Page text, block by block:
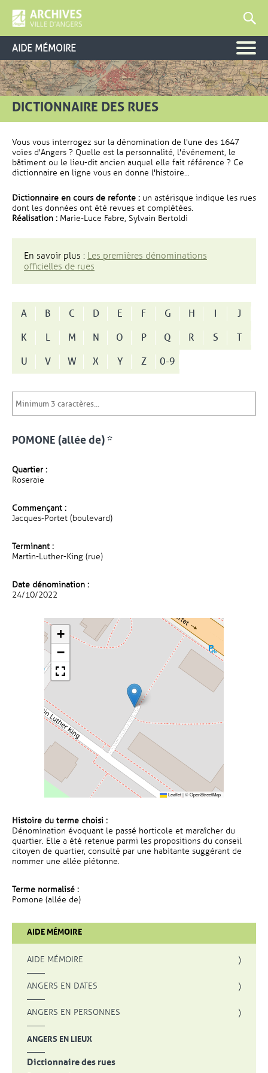
AIDE MÉMOIRE
DICTIONNAIRE DES RUES
Vous vous interrogez sur la dénomination de l'une des 1647
voies d'Angers ? Quelle est la personnalité, l'événement, le
bâtiment ou le lieu-dit ancien auquel elle fait référence ? Ce
dictionnaire en ligne vous en donne l'histoire...
Dictionnaire en cours de refonte : un astérisque indique les rues
dont les données ont été revues et complétées.
Réalisation : Marie-Luce Fabre, Sylvain Bertoldi
En savoir plus : Les premières dénominations
officielles de rues
A B C D E F G H I
J
K
L M N O P Q R S
T
U
V W X Y Z 0-9
POMONE (allée de) *
Quartier :
Roseraie
Commençant :
Jacques-Portet (boulevard)
Terminant :
Martin-Luther-King (rue)
Date dénomination :
24/10/2022
+
−
Leaflet|©OpenStreetMap
Histoire du terme choisi :
Dénomination évoquant le passé horticole et maraîcher du
quartier. Elle a été retenue parmi les propositions du conseil
citoyen de quartier, consulté par une habitante suggérant de
nommer une allée piétonne.
Terme normalisé :
Pomone (allée de)
AIDE MÉMOIRE
AIDE MÉMOIRE
ANGERS EN DATES
ANGERS EN PERSONNES
ANGERS EN LIEUX
Dictionnaire des rues